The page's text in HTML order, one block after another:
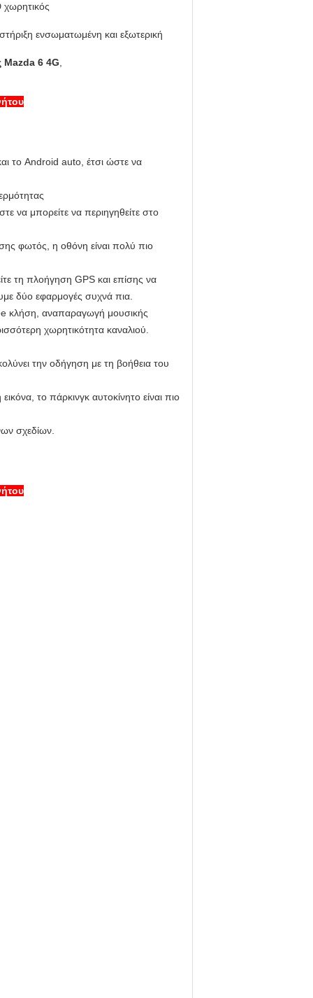
χωρητικός
ενσωματωμένη και εξωτερική
6 4G
το Android auto, έτσι ώστε να
να μπορείτε να περιηγηθείτε στο
φωτός, η οθόνη είναι πολύ πιο
τη πλοήγηση GPS και επίσης να
δύο εφαρμογές συχνά πια.
κλήση, αναπαραγωγή μουσικής
χωρητικότητα καναλιού.
την οδήγηση με τη βοήθεια του
το πάρκινγκ αυτοκίνητο είναι πιο
σχεδίων.